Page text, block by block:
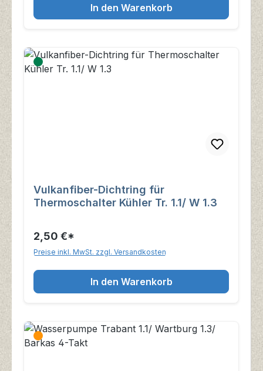
In den Warenkorb
Vulkanfiber-Dichtring für
Thermoschalter Kühler Tr. 1.1/ W 1.3
2,50 €*
Preise inkl. MwSt. zzgl. Versandkosten
In den Warenkorb